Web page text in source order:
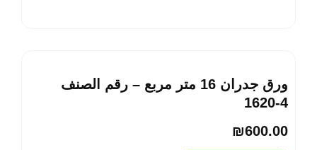
ورق جدران 16 متر مربع – رقم الصنف
‎1620-4
₪600.00